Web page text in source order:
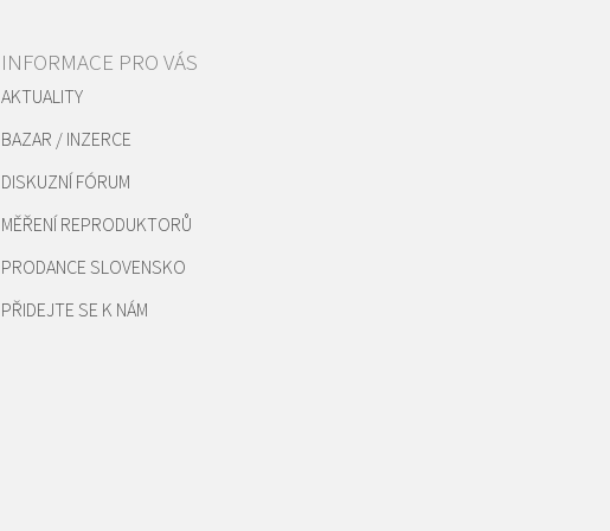
INFORMACE PRO VÁS
AKTUALITY
BAZAR / INZERCE
DISKUZNÍ FÓRUM
MĚŘENÍ REPRODUKTORŮ
PRODANCE SLOVENSKO
PŘIDEJTE SE K NÁM